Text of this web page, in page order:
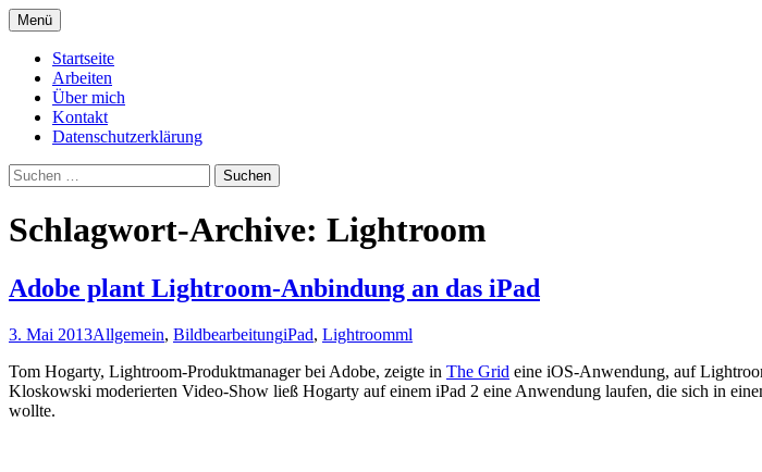
Texte zur Fotografie
Menü Zum
Inhalt
springen
Startseite
Arbeiten
Über mich
Kontakt
Datenschutzerklärung
Suchen
nach:
Schlagwort-Archive: Lightroom
Adobe plant Lightroom-Anbindung an das iPad
3. Mai 2013Allgemein, BildbearbeitungiPad, Lightroomml
Tom Hogarty, Lightroom-Produktmanager bei Adobe, zeigte in The Grid eine iOS-Anwendung, auf
Kloskowski moderierten Video-Show ließ Hogarty auf einem iPad 2 eine Anwendung laufen, die sich in
wollte.